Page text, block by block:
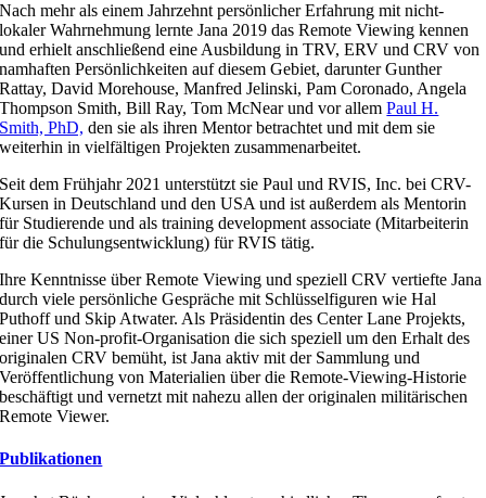
Nach mehr als einem Jahrzehnt persönlicher Erfahrung mit nicht-
lokaler Wahrnehmung lernte Jana 2019 das Remote Viewing kennen
und erhielt anschließend eine Ausbildung in TRV, ERV und CRV von
namhaften Persönlichkeiten auf diesem Gebiet, darunter Gunther
Rattay, David Morehouse, Manfred Jelinski, Pam Coronado, Angela
Thompson Smith, Bill Ray, Tom McNear und vor allemPaul H.
Smith, PhD, den sie als ihren Mentor betrachtet und mit dem sie
weiterhin in vielfältigen Projekten zusammenarbeitet.
Seit dem Frühjahr 2021 unterstützt sie Paul und RVIS, Inc. bei CRV-
Kursen in Deutschland und den USA und ist außerdem als Mentorin
für Studierende und als training development associate (Mitarbeiterin
für die Schulungsentwicklung) für RVIS tätig.
Ihre Kenntnisse über Remote Viewing und speziell CRV vertiefte Jana
durch viele persönliche Gespräche mit Schlüsselfiguren wie Hal
Puthoff und Skip Atwater. Als Präsidentin des Center Lane Projekts,
einer US Non-profit-Organisation die sich speziell um den Erhalt des
originalen CRV bemüht, ist Jana aktiv mit der Sammlung und
Veröffentlichung von Materialien über die Remote-Viewing-Historie
beschäftigt und vernetzt mit nahezu allen der originalen militärischen
Remote Viewer.
Publikationen